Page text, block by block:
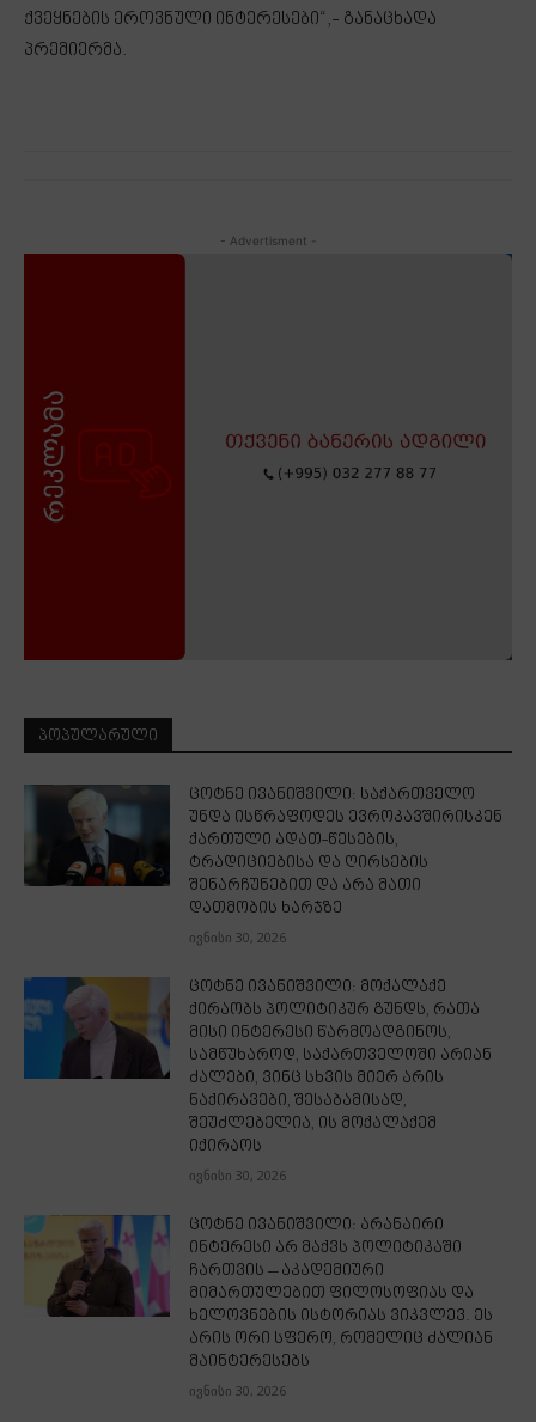
ქვეყნების ეროვნული ინტერესები“,- განაცხადა
პრემიერმა.
- Advertisment -
ᲞᲝᲞᲣᲚᲐᲠᲣᲚᲘ
ცოტნე ივანიშვილი: საქართველო
უნდა ისწრაფოდეს ევროკავშირისკენ
ქართული ადათ-წესების,
ტრადიციებისა და ღირსების
შენარჩუნებით და არა მათი
დათმობის ხარჯზე
ივნისი 30, 2026
ცოტნე ივანიშვილი: მოქალაქე
ქირაობს პოლიტიკურ გუნდს, რათა
მისი ინტერესი წარმოადგინოს,
სამწუხაროდ, საქართველოში არიან
ძალები, ვინც სხვის მიერ არის
ნაქირავები, შესაბამისად,
შეუძლებელია, ის მოქალაქემ
იქირაოს
ივნისი 30, 2026
ცოტნე ივანიშვილი: არანაირი
ინტერესი არ მაქვს პოლიტიკაში
ჩართვის – აკადემიური
მიმართულებით ფილოსოფიას და
ხელოვნების ისტორიას ვიკვლევ. ეს
არის ორი სფერო, რომელიც ძალიან
მაინტერესებს
ივნისი 30, 2026